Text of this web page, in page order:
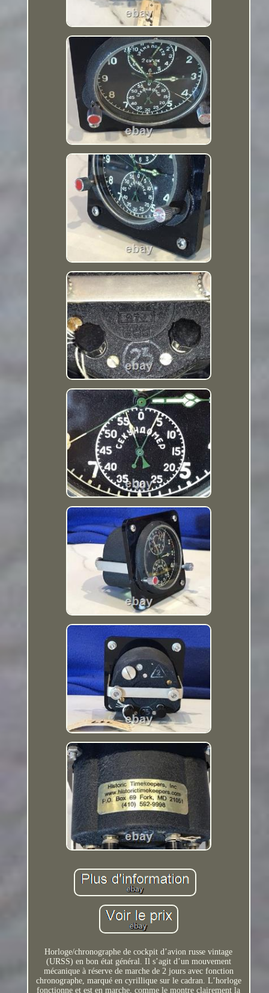
Horloge/chronographe de cockpit d’avion russe vintage
(URSS) en bon état général. Il s’agit d’un mouvement
mécanique à réserve de marche de 2 jours avec fonction
chronographe, marqué en cyrillique sur le cadran. L’horloge
fonctionne et est en marche, comme le montre clairement la